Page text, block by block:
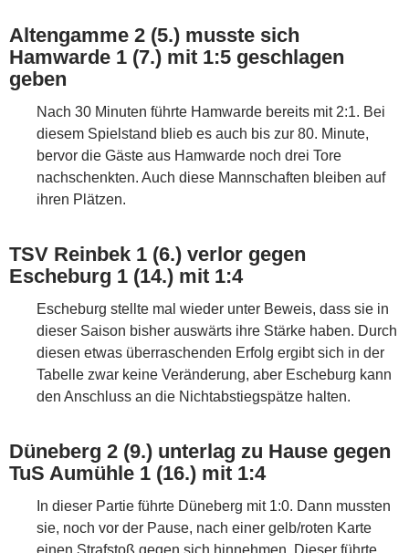
Altengamme 2 (5.) musste sich
Hamwarde 1 (7.) mit 1:5 geschlagen
geben
Nach 30 Minuten führte Hamwarde bereits mit 2:1. Bei
diesem Spielstand blieb es auch bis zur 80. Minute,
bervor die Gäste aus Hamwarde noch drei Tore
nachschenkten. Auch diese Mannschaften bleiben auf
ihren Plätzen.
TSV Reinbek 1 (6.) verlor gegen
Escheburg 1 (14.) mit 1:4
Escheburg stellte mal wieder unter Beweis, dass sie in
dieser Saison bisher auswärts ihre Stärke haben. Durch
diesen etwas überraschenden Erfolg ergibt sich in der
Tabelle zwar keine Veränderung, aber Escheburg kann
den Anschluss an die Nichtabstiegspätze halten.
Düneberg 2 (9.) unterlag zu Hause gegen
TuS Aumühle 1 (16.) mit 1:4
In dieser Partie führte Düneberg mit 1:0. Dann mussten
sie, noch vor der Pause, nach einer gelb/roten Karte
einen Strafstoß gegen sich hinnehmen. Dieser führte